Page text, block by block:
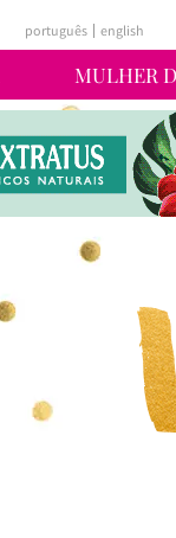
MULHER
português english